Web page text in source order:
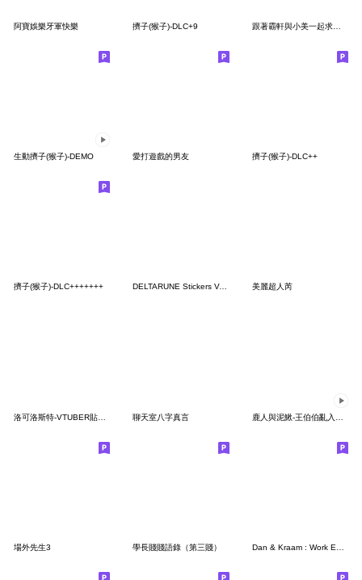
阿寶娛樂牙軍快樂 擠子(猴子)-DLC+9 跟著霸軒與小美一起求職防詐騙
生動擠子(猴子)-DEMO 愛打遊戲的男友 擠子(猴子)-DLC++
擠子(猴子)-DLC+++++++ DELTARUNE Stickers Vol. 1 (English) 美麗超人芮
聊天室八字真言
場外先生3 學長賤賤語錄（第三賤）